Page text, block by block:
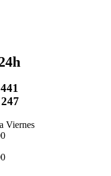
Viernes